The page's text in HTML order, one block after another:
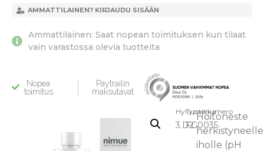
Hyllypaikka:
3.D2
Tuotenumero
FG0035
Hoitoneste
herkistyneelle
iholle (pH
AMMATTILAINEN? KIRJAUDU SISÄÄN
Ammattilainen: Saat nopean toimituksen kun tilaat
vain varastossa olevia tuotteita
Nopea
toimitus
Paytrailin
maksutavat